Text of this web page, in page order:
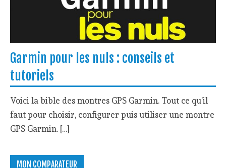
Garmin pour les nuls : conseils et
tutoriels
Voici la bible des montres GPS Garmin. Tout ce qu’il
faut pour choisir, configurer puis utiliser une montre
GPS Garmin. […]
MON COMPARATEUR